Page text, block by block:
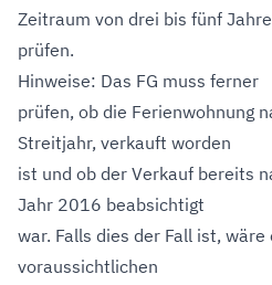
Zeitraum von drei bis fünf
prüfen.
Hinweise: Das FG muss ferner
prüfen, ob die Ferienwohnung
Streitjahr, verkauft worden
ist und ob der Verkauf bereits
Jahr 2016 beabsichtigt
war. Falls dies der Fall ist,
voraussichtlichen